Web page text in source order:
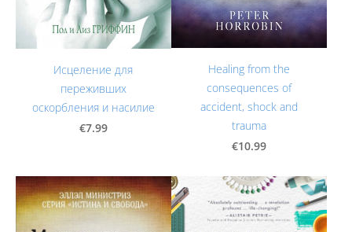
Исцеление для
переживших
оскорбления и насилие
€7.99
Healing from the
consequences of
accident, shock and
trauma
€10.99